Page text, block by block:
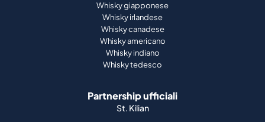
Whisky giapponese
Whisky irlandese
Whisky canadese
Whisky americano
Whisky indiano
Whisky tedesco
Partnership ufficiali
St. Kilian